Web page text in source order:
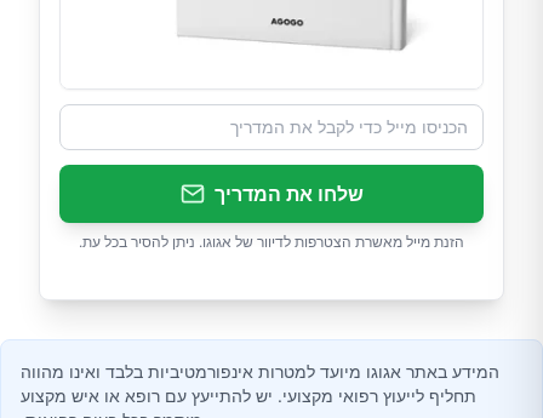
שלחו את המדריך
הזנת מייל מאשרת הצטרפות לדיוור של אגוגו. ניתן להסיר בכל עת.
המידע באתר אגוגו מיועד למטרות אינפורמטיביות בלבד ואינו מהווה
תחליף לייעוץ רפואי מקצועי. יש להתייעץ עם רופא או איש מקצוע